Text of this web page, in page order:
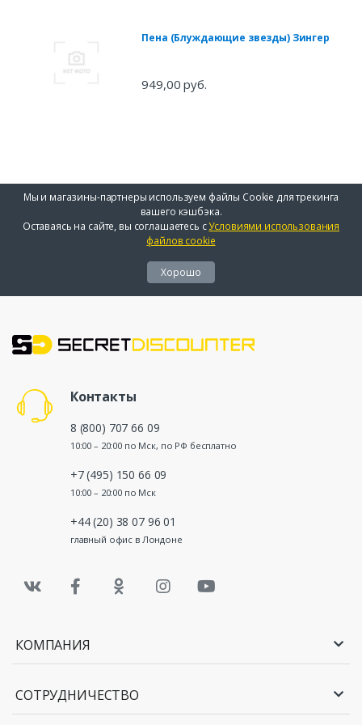
Пена (Блуждающие звезды) Зингер
949,00 руб.
Мы и магазины-партнеры используем файлы Cookie для трекинга
вашего кэшбэка.
Оставаясь на сайте, вы соглашаетесь сУсловиями использования
файлов cookie
Хорошо
Контакты
8 (800) 707 66 09
10:00 – 20:00 по Мск, по РФ бесплатно
+7 (495) 150 66 09
10:00 – 20:00 по Мск
+44 (20) 38 07 96 01
главный офис в Лондоне
КОМПАНИЯ
СОТРУДНИЧЕСТВО